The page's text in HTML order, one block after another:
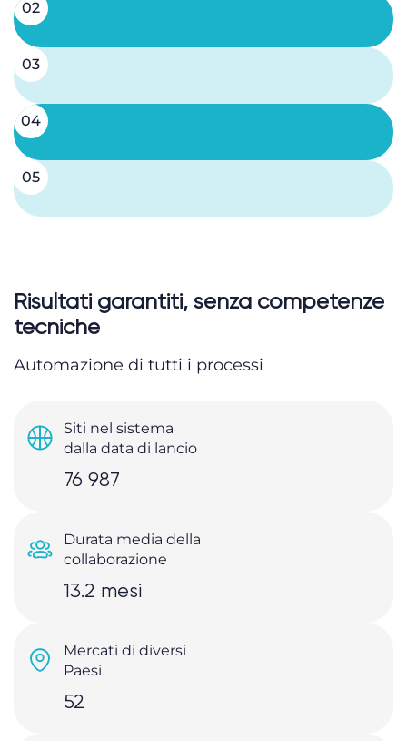
02
03
04
05
Risultati garantiti, senza competenze
tecniche
Automazione di tutti i processi
Siti nel sistema
dalla data di lancio
76 987
Durata media della
collaborazione
13.2 mesi
Mercati di diversi
Paesi
52